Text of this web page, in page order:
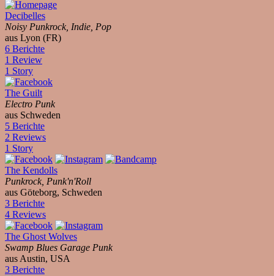
Decibelles
Noisy Punkrock, Indie, Pop
aus Lyon (FR)
6 Berichte
1 Review
1 Story
The Guilt
Electro Punk
aus Schweden
5 Berichte
2 Reviews
1 Story
The Kendolls
Punkrock, Punk'n'Roll
aus Göteborg, Schweden
3 Berichte
4 Reviews
The Ghost Wolves
Swamp Blues Garage Punk
aus Austin, USA
3 Berichte